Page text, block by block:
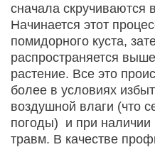
сначала скручиваются
Начинается этот
помидорного куста,
распространяется
растение. Все это
более в условиях
воздушной влаги (что
погоды) и при наличии
травм. В качестве